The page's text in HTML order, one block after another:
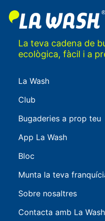
La teva cadena de
ecològica, fàcil i a
La Wash
Club
Bugaderies a prop teu
App La Wash
Bloc
Munta la teva
Sobre nosaltres
Contacta amb La Wash